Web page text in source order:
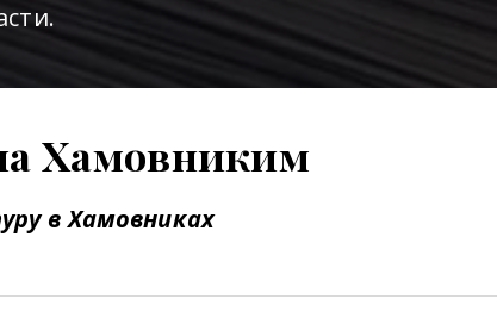
Хамовниким
в Хамовниках